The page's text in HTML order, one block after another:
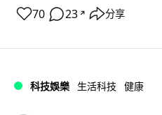
70 23 ↗ 分享
科技娛樂 生活科技 健康